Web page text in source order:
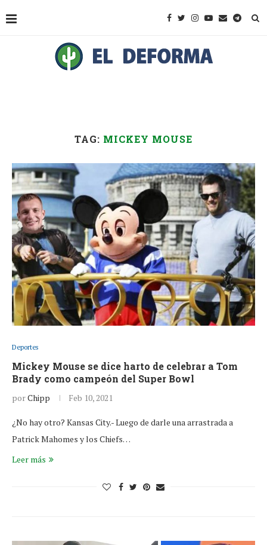
TAG: MICKEY MOUSE
Deportes
Mickey Mouse se dice harto de celebrar a Tom
Brady como campeón del Super Bowl
porChipp Feb 10, 2021
¿No hay otro? Kansas City.- Luego de darle una arrastrada a
Patrick Mahomes y los Chiefs…
Leer más